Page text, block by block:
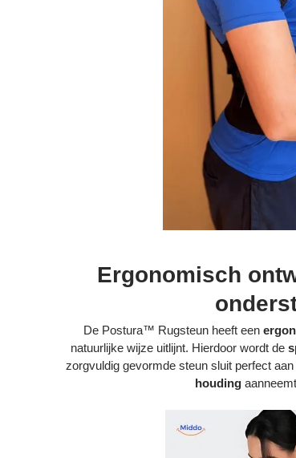
Ergonomisch
De Postura™ Rugsteun heeft een
natuurlijke wijze uitlijnt. Hierdoor wordt de
zorgvuldig gevormde steun sluit perfect
houding